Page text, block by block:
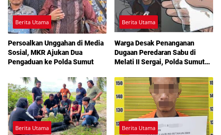
Berita Utama
Persoalkan Unggahan di Media
Sosial, MKR Ajukan Dua
Pengaduan ke Polda Sumut
Berita Utama
Warga Desak Penanganan
Dugaan Peredaran Sabu di
Melati II Sergai, Polda Sumut
Berita Utama Berita Utama